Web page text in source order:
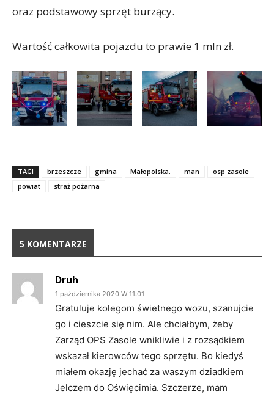
oraz podstawowy sprzęt burzący.
Wartość całkowita pojazdu to prawie 1 mln zł.
TAGI brzeszcze gmina Małopolska. man
osp zasole
powiat
straż pożarna
5 KOMENTARZE
Druh
1 października 2020 W 11:01
Gratuluje kolegom świetnego wozu, szanujcie
go i cieszcie się nim. Ale chciałbym, żeby
Zarząd OPS Zasole wnikliwie i z rozsądkiem
wskazał kierowców tego sprzętu. Bo kiedyś
miałem okazję jechać za waszym dziadkiem
Jelczem do Oświęcimia. Szczerze, mam